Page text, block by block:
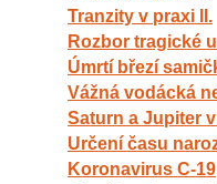
Tranzity v praxi II.
Rozbor tragické
Úmrtí březí
Vážná vodácká
Saturn a Jupiter
Určení času
Koronavirus C-19